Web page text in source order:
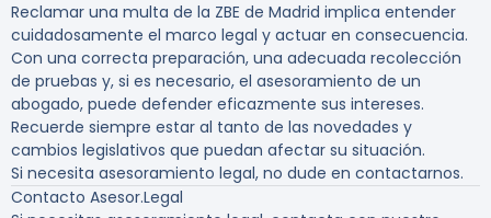
Reclamar una multa de la ZBE de Madrid implica entender
cuidadosamente el marco legal y actuar en consecuencia.
Con una correcta preparación, una adecuada recolección
de pruebas y, si es necesario, el asesoramiento de un
abogado, puede defender eficazmente sus intereses.
Recuerde siempre estar al tanto de las novedades y
cambios legislativos que puedan afectar su situación.
Si necesita asesoramiento legal, no dude en contactarnos.
Contacto Asesor.Legal